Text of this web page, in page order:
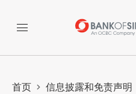
首页 信息披露和免责声明